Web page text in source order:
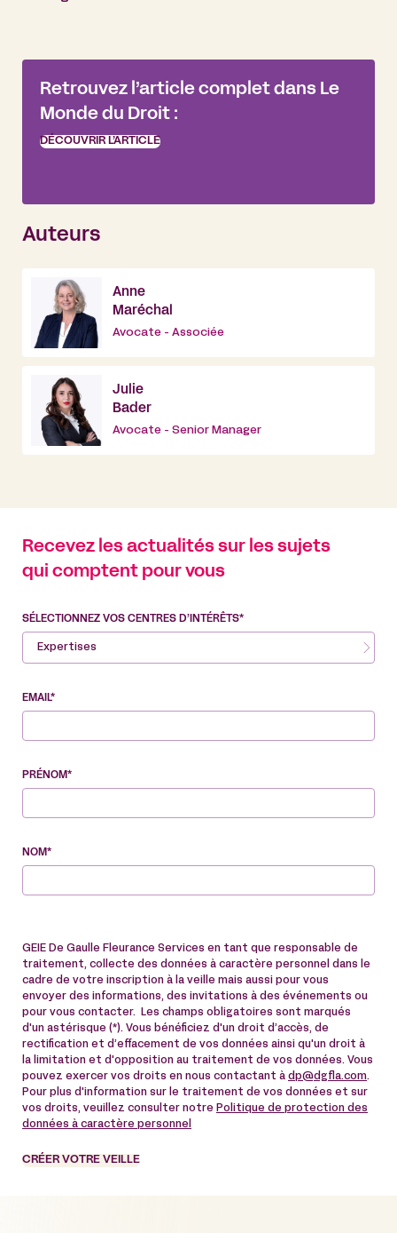
Retrouvez l’article complet dans Le
Monde du Droit :
DÉCOUVRIR L’ARTICLE
Auteurs
Anne
Maréchal
Avocate - Associée
Julie
Bader
Avocate - Senior Manager
Recevez les actualités sur les sujets
qui comptent pour vous
SÉLECTIONNEZ VOS CENTRES D’INTÉRÊTS*
Expertises
EMAIL*
PRÉNOM*
NOM*
GEIE De Gaulle Fleurance Services en tant que responsable de
traitement, collecte des données à caractère personnel dans le
cadre de votre inscription à la veille mais aussi pour vous
envoyer des informations, des invitations à des événements ou
pour vous contacter. Les champs obligatoires sont marqués
d'un astérisque (*). Vous bénéficiez d'un droit d’accès, de
rectification et d’effacement de vos données ainsi qu'un droit à
la limitation et d'opposition au traitement de vos données. Vous
pouvez exercer vos droits en nous contactant à dp@dgfla.com.
Pour plus d'information sur le traitement de vos données et sur
vos droits, veuillez consulter notre Politique de protection des
données à caractère personnel
CRÉER VOTRE VEILLE